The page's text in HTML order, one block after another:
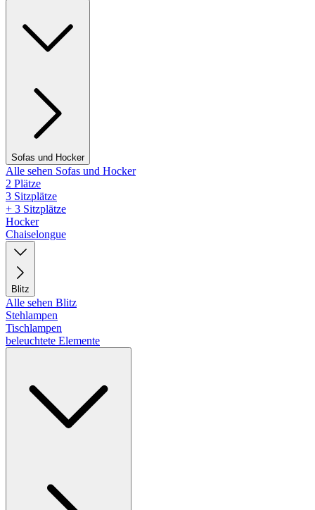
Sofas und Hocker
Alle sehen Sofas und Hocker
2 Plätze
3 Sitzplätze
+ 3 Sitzplätze
Hocker
Chaiselongue
Blitz
Alle sehen Blitz
Stehlampen
Tischlampen
beleuchtete Elemente